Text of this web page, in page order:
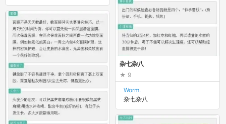
杂七杂八
9
Worm.
杂七杂八